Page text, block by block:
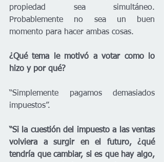
propiedad sea simultáneo.
Probablemente no sea un buen
momento para hacer ambas cosas.
¿Qué tema le motivó a votar como lo
hizo y por qué?
“Simplemente pagamos demasiados
impuestos”.
“Si la cuestión del impuesto a las ventas
volviera a surgir en el futuro, ¿qué
tendría que cambiar, si es que hay algo,